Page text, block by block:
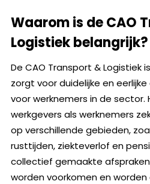
Waarom is de CAO
Logistiek belangrijk?
De CAO Transport & Logistiek
zorgt voor duidelijke en
voor werknemers in de
werkgevers als werknemers
op verschillende gebieden,
rusttijden, ziekteverlof en
collectief gemaakte
worden voorkomen en